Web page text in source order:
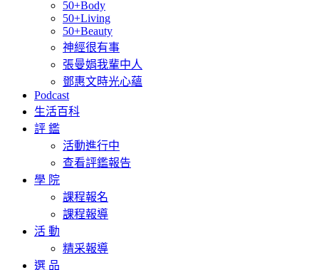
50+Body
50+Living
50+Beauty
神經很有事
張曼娟我輩中人
鄧惠文時光心蘊
Podcast
生活百科
評 鑑
活動進行中
查看評鑑報告
學 院
課程報名
課程報導
活 動
精采報導
選 品